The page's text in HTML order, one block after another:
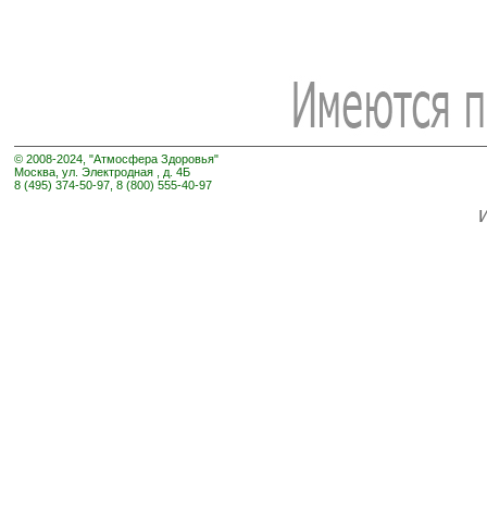
© 2008-2024, "Атмосфера Здоровья"
Москва, ул. Электродная , д. 4Б
8 (495) 374-50-97, 8 (800) 555-40-97